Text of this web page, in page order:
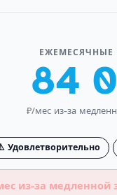
ЕЖЕМЕСЯЧНЫЕ
84
₽/мес из-за
Удовлетворительно
из-за медленной